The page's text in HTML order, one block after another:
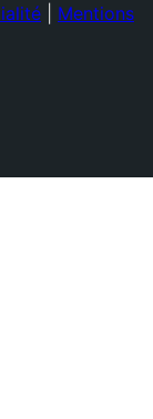
Mentions